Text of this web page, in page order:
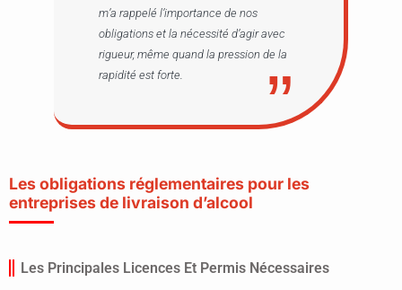
m’a rappelé l’importance de nos
obligations et la nécessité d’agir avec
rigueur, même quand la pression de la
rapidité est forte.
Les obligations réglementaires pour les
entreprises de livraison d’alcool
Les Principales Licences Et Permis Nécessaires